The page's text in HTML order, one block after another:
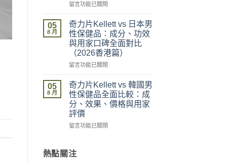
官
優
惠、
多
盒
折
與
最
抵
購
買
時
價
咪
可
信？
真
評
拆
解
與
理
性
購
南〉
中
在
力
片
Kellett
官
購
流
程
完
整
教
學：
單
到
留言功能已關閉
05
8 月
奇力片Kellett vs 日本男
性保健品：成分、功效
與用家口碑全面對比
（2026香港篇）
在
力
片
Kellett
vs
日
本
保
健
留言功能已關閉
05
8 月
奇力片Kellett vs 韓國男
性保健品全面比較：成
分、效果、價格與用家
評價
在
片
留言功能已關閉
熱點關注